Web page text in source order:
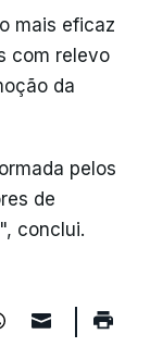
mais eficaz
com relevo
da
pelos
de
conclui.